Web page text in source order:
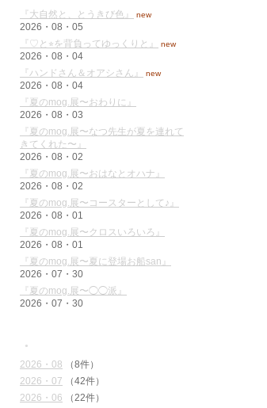
『大自然と、とうきび色』 new
2026・08・05
『♡と⭐︎を背負ってゆっくりと』
new
2026・08・04
『ハンドさん＆オアシさん』
new
2026・08・04
『夏のmog.展〜おわりに』
2026・08・03
『夏のmog.展〜なつ先生が夏を連れて
きてくれた〜』
2026・08・02
『夏のmog.展〜おはなとオハナ』
2026・08・02
『夏のmog.展〜コースターとして♪』
2026・08・01
『夏のmog.展〜クロスいろいろ』
2026・08・01
『夏のmog.展〜夏に登場お船san』
2026・07・30
『夏のmog.展〜◯◯派』
2026・07・30
●
2026・08 （8件）
2026・07 （42件）
2026・06 （22件）